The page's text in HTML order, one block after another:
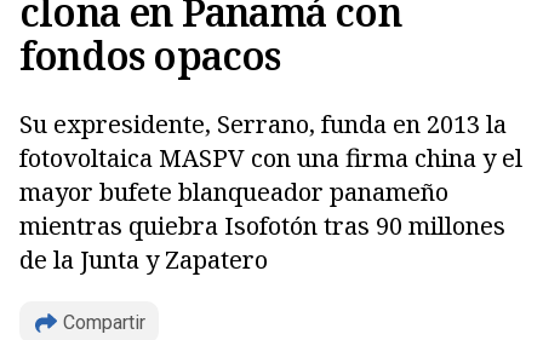
clona en Panamá con
fondos opacos
Su expresidente, Serrano, funda en 2013 la
fotovoltaica MASPV con una firma china y el
mayor bufete blanqueador panameño
mientras quiebra Isofotón tras 90 millones
de la Junta y Zapatero
Compartir